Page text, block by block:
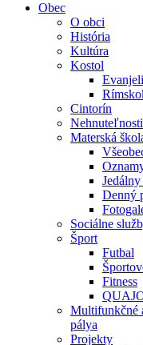
Obec
O obci
História
Kultúra
Kostol
Cintorín
Nehnuteľnosti
Materská
Denný
Sociálne
Šport
Futbal
Fitness
Multifunkčné
pálya
Projekty